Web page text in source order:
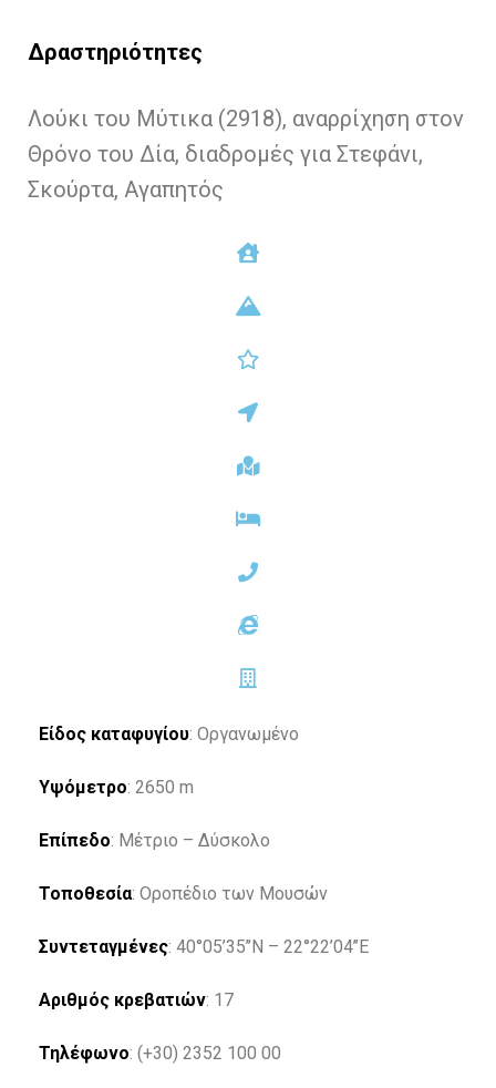
Δραστηριότητες
Λούκι του Μύτικα (2918), αναρρίχηση στον
Θρόνο του Δία, διαδρομές για Στεφάνι,
Σκούρτα, Αγαπητός
Είδος καταφυγίου: Οργανωμένο
Υψόμετρο: 2650 m
Επίπεδο: Μέτριο – Δύσκολο
Τοποθεσία: Οροπέδιο των Μουσών
Συντεταγμένες: 40°05’35’’Ν – 22°22’04’’Ε
Αριθμός κρεβατιών: 17
Τηλέφωνο: (+30) 2352 100 00